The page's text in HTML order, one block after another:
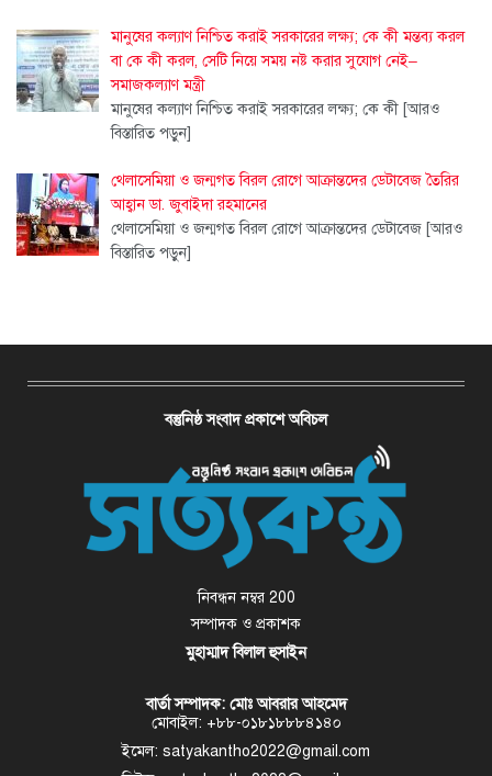
মানুষের কল্যাণ নিশ্চিত করাই সরকারের লক্ষ্য; কে কী মন্তব্য করল
বা কে কী করল, সেটি নিয়ে সময় নষ্ট করার সুযোগ নেই–
সমাজকল্যাণ মন্ত্রী
মানুষের কল্যাণ নিশ্চিত করাই সরকারের লক্ষ্য; কে কী [আরও
বিস্তারিত পড়ুন]
থেলাসেমিয়া ও জন্মগত বিরল রোগে আক্রান্তদের ডেটাবেজ তৈরির
আহ্বান ডা. জুবাইদা রহমানের
থেলাসেমিয়া ও জন্মগত বিরল রোগে আক্রান্তদের ডেটাবেজ [আরও
বিস্তারিত পড়ুন]
বস্তুনিষ্ঠ সংবাদ প্রকাশে অবিচল
নিবন্ধন নম্বর 200
সম্পাদক ও প্রকাশক
মুহাম্মাদ বিলাল হুসাইন
বার্তা সম্পাদক: মোঃ আবরার আহমেদ
মোবাইল: +৮৮-০১৮১৮৮৮৪১৪০
ইমেল: satyakantho2022@gmail.com